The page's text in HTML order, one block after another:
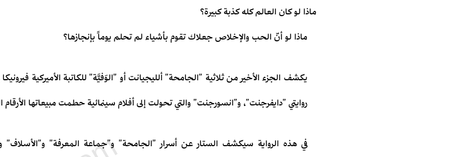
ماذا لو كان العالم كله كذبة كبيرة؟
ماذا لو أنّ الحب والإخلاص جعلاك تقوم بأشياء لم تحلم يوماً بإنجازها؟
يكشف الجزء الأخير من ثلاثية "الجامحة" ألليجيانت أو "الوَفيَّة" للكاتبة الأميركية
روايتي "دايفرجنت"، و"انسورجنت" والتي تحولت إلى أفلام سينمائية حطمت مبيعاتها الأرقام
في هذه الرواية سيكشف الستار عن أسرار "الجامحة" و"جماعة المعرفة"